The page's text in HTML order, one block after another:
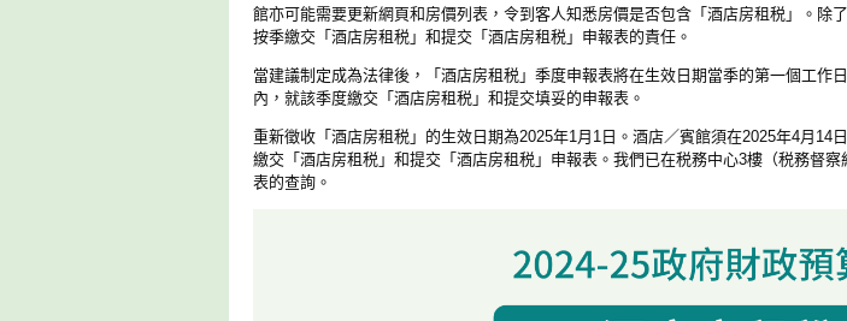
館亦可能需要更新網頁和房價列表，令到客人知悉房價是否包含「酒店房租税」。除
按季繳交「酒店房租税」和提交「酒店房租税」申報表的責任。
當建議制定成為法律後，「酒店房租税」季度申報表將在生效日期當季的第一個工作
內，就該季度繳交「酒店房租税」和提交填妥的申報表。
重新徵收「酒店房租税」的生效日期為2025年1月1日。酒店／賓館須在2025年4月14
繳交「酒店房租税」和提交「酒店房租税」申報表。我們已在税務中心3樓（税務督
表的查詢。